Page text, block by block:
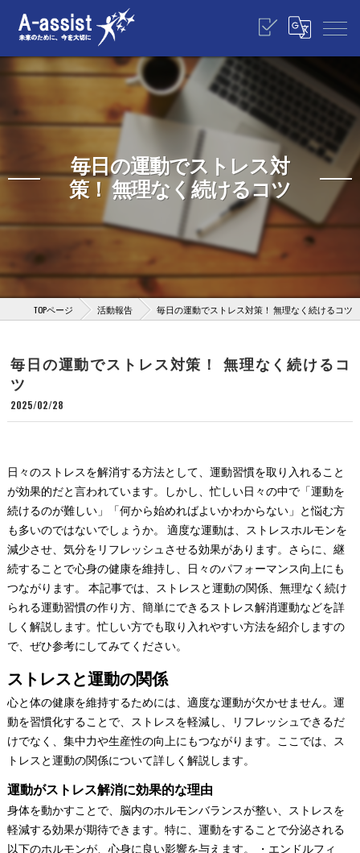
毎日の運動でストレス対
策！ 無理なく続けるコツ
TOPページ 活動報告 毎日の運動でストレス対策！ 無理なく続けるコツ
毎日の運動でストレス対策！ 無理なく続けるコ
ツ
2025/02/28
日々のストレスを解消する方法として、運動習慣を取り入れること
が効果的だと言われています。しかし、忙しい日々の中で「運動を
続けるのが難しい」「何から始めればよいかわからない」と悩む方
も多いのではないでしょうか。 適度な運動は、ストレスホルモンを
減少させ、気分をリフレッシュさせる効果があります。さらに、継
続することで心身の健康を維持し、日々のパフォーマンス向上にも
つながります。 本記事では、ストレスと運動の関係、無理なく続け
られる運動習慣の作り方、簡単にできるストレス解消運動などを詳
しく解説します。忙しい方でも取り入れやすい方法を紹介しますの
で、ぜひ参考にしてみてください。
ストレスと運動の関係
心と体の健康を維持するためには、適度な運動が欠かせません。運
動を習慣化することで、ストレスを軽減し、リフレッシュできるだ
けでなく、集中力や生産性の向上にもつながります。ここでは、ス
トレスと運動の関係について詳しく解説します。
運動がストレス解消に効果的な理由
身体を動かすことで、脳内のホルモンバランスが整い、ストレスを
軽減する効果が期待できます。特に、運動をすることで分泌される
以下のホルモンが、心身に良い影響を与えます。 ・エンドルフィ